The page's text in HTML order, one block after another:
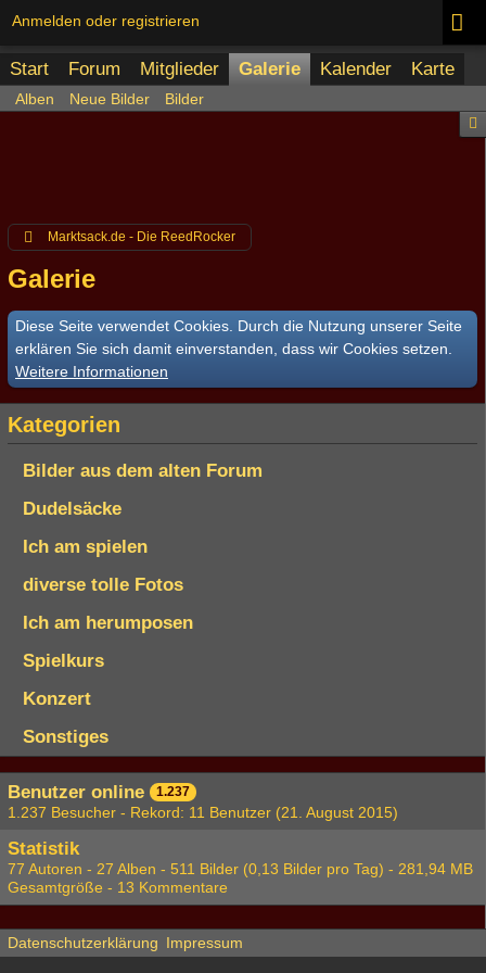
Anmelden oder registrieren
Start Forum Mitglieder Galerie Kalender Karte
Alben Neue Bilder Bilder
Marktsack.de - Die ReedRocker
Galerie
Diese Seite verwendet Cookies. Durch die Nutzung unserer Seite
erklären Sie sich damit einverstanden, dass wir Cookies setzen.
Weitere Informationen
Kategorien
Bilder aus dem alten Forum
Dudelsäcke
Ich am spielen
diverse tolle Fotos
Ich am herumposen
Spielkurs
Konzert
Sonstiges
Benutzer online 1.237
1.237 Besucher - Rekord: 11 Benutzer (21. August 2015)
Statistik
77 Autoren - 27 Alben - 511 Bilder (0,13 Bilder pro Tag) - 281,94 MB
Gesamtgröße - 13 Kommentare
Datenschutzerklärung Impressum